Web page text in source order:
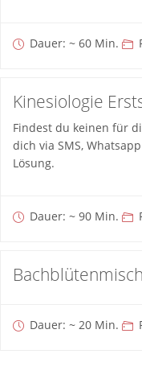
Dauer: ~ 60 Min.
Kinesiologie
Findest du keinen für
dich via SMS,
Lösung.
Dauer: ~ 90 Min.
Dauer: ~ 20 Min.